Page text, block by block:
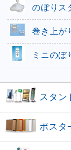
のぼりス
巻き上が
ミニのぼ
スタン
ポスタ